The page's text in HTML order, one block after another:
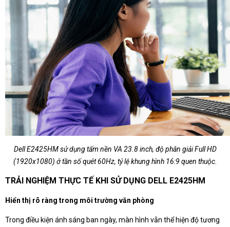
Dell E2425HM sử dụng tấm nền VA 23.8 inch, độ phân giải Full HD
(1920x1080) ở tần số quét 60Hz, tỷ lệ khung hình 16:9 quen thuộc.
TRẢI NGHIỆM THỰC TẾ KHI SỬ DỤNG DELL E2425HM
Hiển thị rõ ràng trong môi trường văn phòng
Trong điều kiện ánh sáng ban ngày, màn hình vẫn thể hiện độ tương